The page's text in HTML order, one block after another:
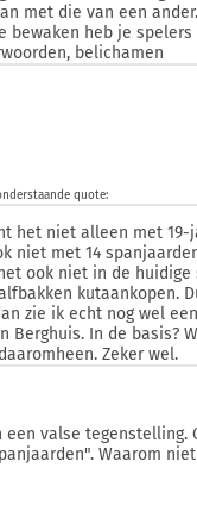
met die van een
bewaken heb je
belichamen
quote:
het niet alleen met 19-
niet met 14
ook niet in de
kutaankopen.
zie ik echt nog wel
Berghuis. In de basis?
Zeker wel.
een valse tegenstelling.
Waarom